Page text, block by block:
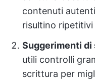
contenuti
risultino ripetitivi
Suggerimenti
utili controlli
scrittura per